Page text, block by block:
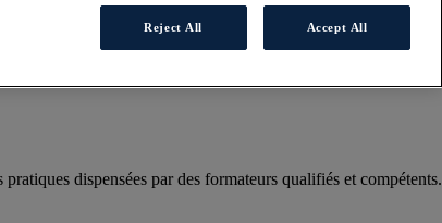
dispensées par des formateurs qualifiés et compétents.
Reject All Accept All